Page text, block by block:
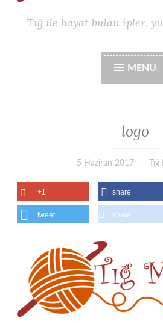
Tığ ile hayat bulan ipler,
MENÜ
logo
5 Haziran 2017
+1 share
tweet share